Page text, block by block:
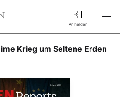
Anmelden
Krieg um Seltene Erden